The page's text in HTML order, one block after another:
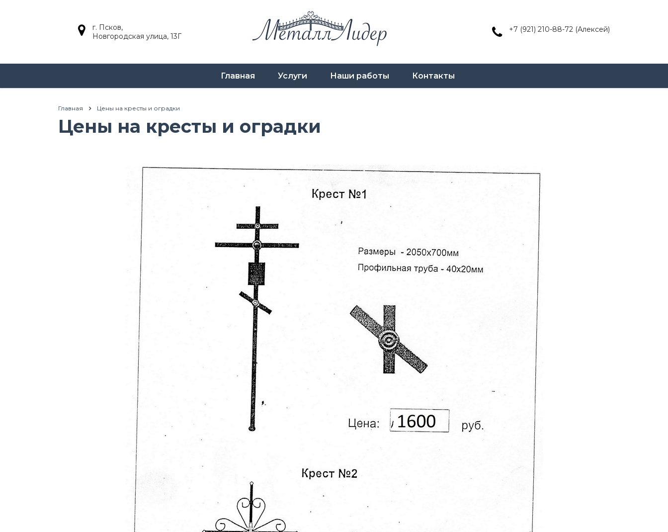
г. Псков,
Новгородская улица, 13Г
+7 (921) 210-88-72 (Алексей)
Главная Услуги Наши работы Контакты
Главная Цены на кресты и оградки
Цены на кресты и оградки